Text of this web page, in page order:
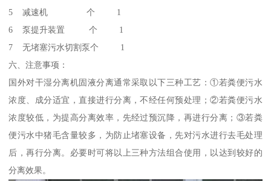
5 减速机 个 1
6 泵提升装置 个 1
7 无堵塞污水切割泵个 1
六、注意事项：
国外对干湿分离机固液分离通常采取以下三种工艺：①若粪便污水
浓度、成分适宜，直接进行分离，不经任何预处理；②若粪便污水
浓度较低，为提高分离效率，先经过预沉降，再进行分离；③若粪
便污水中猪毛含量较多，为防止堵塞设备，先对污水进行去毛处理
后，再行分离。必要时可将以上三种方法组合使用，以达到较好的
分离效果。